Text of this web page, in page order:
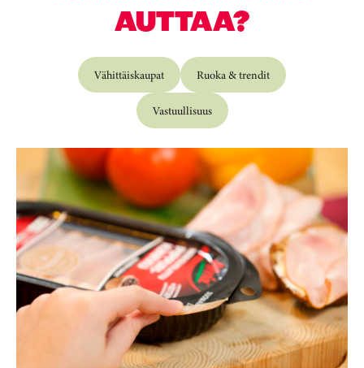
AUTTAA?
Vähittäiskaupat Ruoka & trendit
Vastuullisuus